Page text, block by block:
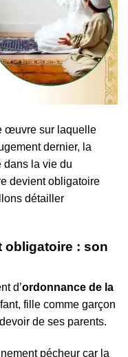
œuvre sur laquelle
dernier, la
dans la vie du
devient obligatoire
détailler
obligatoire : son
d’ordonnance de la
fille comme garçon
de ses parents.
pécheur car la